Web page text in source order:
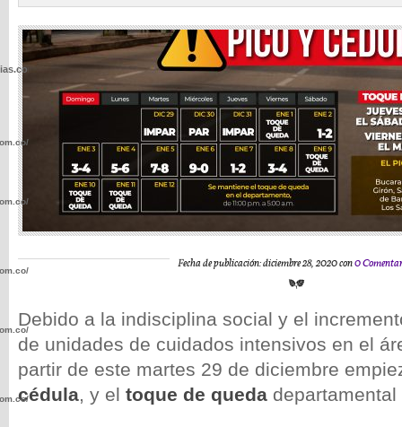
Fecha de publicación: diciembre 28, 2020 con0
Debido a la indisciplina social y el
de unidades de cuidados intensivos en el
partir de este martes 29 de diciembre
cédula, y el toque de queda
wp-
wp-
wp-
wp-
wp-
wp-